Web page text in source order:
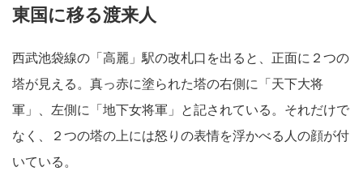
東国に移る渡来人
西武池袋線の「高麗」駅の改札口を出ると、正面に２つの
塔が見える。真っ赤に塗られた塔の右側に「天下大将
軍」、左側に「地下女将軍」と記されている。それだけで
なく、２つの塔の上には怒りの表情を浮かべる人の顔が付
いている。